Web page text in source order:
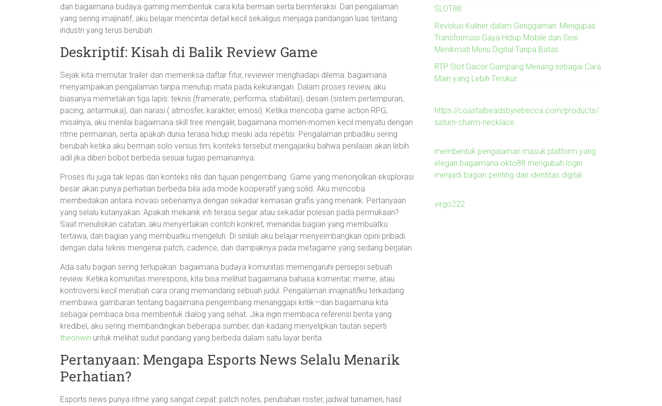
dan bagaimana budaya gaming membentuk cara kita bermain serta berinteraksi. Dari pengalaman
yang sering imajinatif, aku belajar mencintai detail kecil sekaligus menjaga pandangan luas tentang
industri yang terus berubah.
Deskriptif: Kisah di Balik Review Game
Sejak kita memutar trailer dan memeriksa daftar fitur, reviewer menghadapi dilema: bagaimana
menyampaikan pengalaman tanpa menutup mata pada kekurangan. Dalam proses review, aku
biasanya memetakan tiga lapis: teknis (framerate, performa, stabilitas), desain (sistem pertempuran,
pacing, antarmuka), dan narasi ( atmosfer, karakter, emosi). Ketika mencoba game action RPG,
misalnya, aku menilai bagaimana skill tree mengalir, bagaimana momen-momen kecil menyatu dengan
ritme permainan, serta apakah dunia terasa hidup meski ada repetisi. Pengalaman pribadiku sering
berubah ketika aku bermain solo versus tim; konteks tersebut mengajariku bahwa penilaian akan lebih
adil jika diberi bobot berbeda sesuai tugas pemainannya.
Proses itu juga tak lepas dari konteks rilis dan tujuan pengembang. Game yang menonjolkan eksplorasi
besar akan punya perhatian berbeda bila ada mode kooperatif yang solid. Aku mencoba
membedakan antara inovasi sebenarnya dengan sekadar kemasan grafis yang menarik. Pertanyaan
yang selalu kutanyakan: Apakah mekanik inti terasa segar atau sekadar polesan pada permukaan?
Saat menuliskan catatan, aku menyertakan contoh konkret, menandai bagian yang membuatku
tertawa, dan bagian yang membuatku mengeluh. Di sinilah aku belajar menyeimbangkan opini pribadi
dengan data teknis mengenai patch, cadence, dan dampaknya pada metagame yang sedang berjalan.
Ada satu bagian sering terlupakan: bagaimana budaya komunitas memengaruhi persepsi sebuah
review. Ketika komunitas merespons, kita bisa melihat bagaimana bahasa komentar, meme, atau
kontroversi kecil merubah cara orang memandang sebuah judul. Pengalaman imajinatifku terkadang
membawa gambaran tentang bagaimana pengembang menanggapi kritik—dan bagaimana kita
sebagai pembaca bisa membentuk dialog yang sehat. Jika ingin membaca referensi berita yang
kredibel, aku sering membandingkan beberapa sumber, dan kadang menyelipkan tautan seperti
theonwin untuk melihat sudut pandang yang berbeda dalam satu layar berita.
Pertanyaan: Mengapa Esports News Selalu Menarik
Perhatian?
Esports news punya ritme yang sangat cepat: patch notes, perubahan roster, jadwal turnamen, hasil
SLOT88
Revolusi Kuliner dalam Genggaman: Mengupas
Transformasi Gaya Hidup Mobile dan Seni
Menikmati Menu Digital Tanpa Batas
RTP Slot Gacor Gampang Menang sebagai Cara
Main yang Lebih Terukur
https://coastalbeadsbyrebecca.com/products/
saturn-charm-necklace
membentuk pengalaman masuk platform yang
elegan bagaimana okto88 mengubah login
menjadi bagian penting dari identitas digital
virgo222